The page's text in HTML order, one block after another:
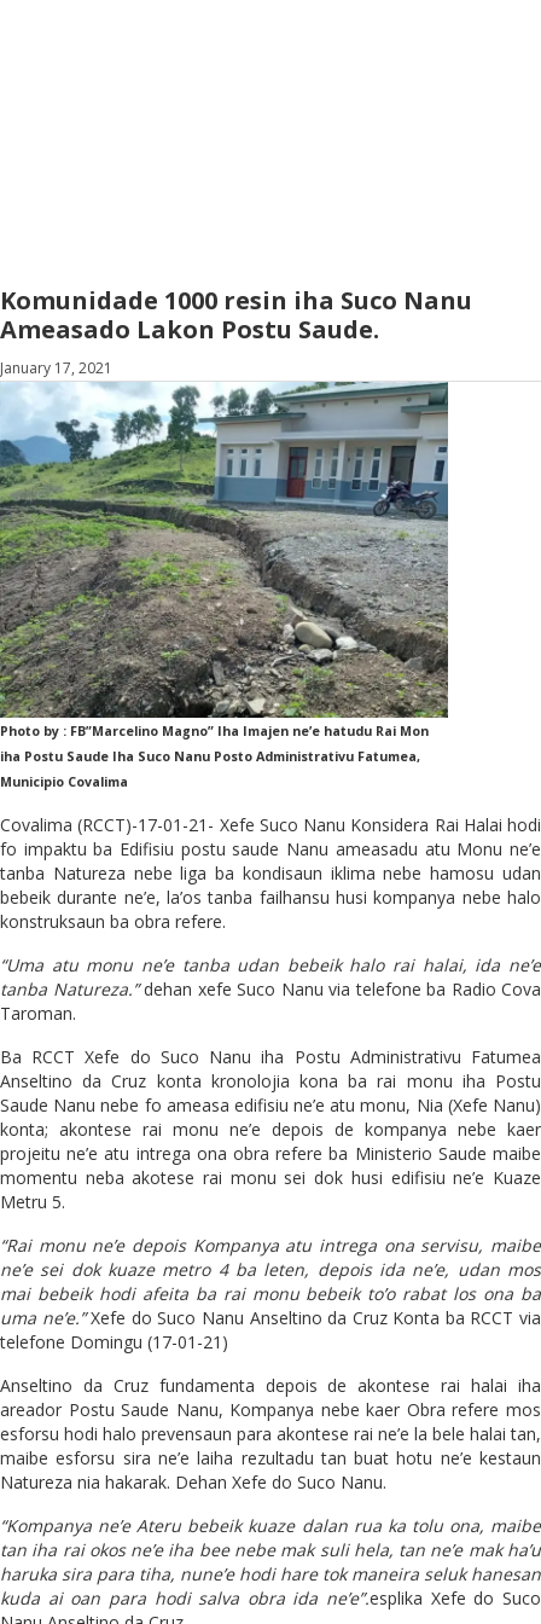
Komunidade 1000 resin iha Suco Nanu
Ameasado Lakon Postu Saude.
January 17, 2021
Photo by : FB”Marcelino Magno” Iha Imajen ne’e hatudu Rai Mon
iha Postu Saude Iha Suco Nanu Posto Administrativu Fatumea,
Municipio Covalima
Covalima (RCCT)-17-01-21- Xefe Suco Nanu Konsidera Rai Halai hodi
fo impaktu ba Edifisiu postu saude Nanu ameasadu atu Monu ne’e
tanba Natureza nebe liga ba kondisaun iklima nebe hamosu udan
bebeik durante ne’e, la’os tanba failhansu husi kompanya nebe halo
konstruksaun ba obra refere.
“Uma atu monu ne’e tanba udan bebeik halo rai halai, ida ne’e
tanba Natureza.”dehan xefe Suco Nanu via telefone ba Radio Cova
Taroman.
Ba RCCT Xefe do Suco Nanu iha Postu Administrativu Fatumea
Anseltino da Cruz konta kronolojia kona ba rai monu iha Postu
Saude Nanu nebe fo ameasa edifisiu ne’e atu monu, Nia (Xefe Nanu)
konta; akontese rai monu ne’e depois de kompanya nebe kaer
projeitu ne’e atu intrega ona obra refere ba Ministerio Saude maibe
momentu neba akotese rai monu sei dok husi edifisiu ne’e Kuaze
Metru 5.
“Rai monu ne’e depois Kompanya atu intrega ona servisu, maibe
ne’e sei dok kuaze metro 4 ba leten, depois ida ne’e, udan mos
mai bebeik hodi afeita ba rai monu bebeik to’o rabat los ona ba
uma ne’e.”Xefe do Suco Nanu Anseltino da Cruz Konta ba RCCT via
telefone Domingu (17-01-21)
Anseltino da Cruz fundamenta depois de akontese rai halai iha
areador Postu Saude Nanu, Kompanya nebe kaer Obra refere mos
esforsu hodi halo prevensaun para akontese rai ne’e la bele halai tan,
maibe esforsu sira ne’e laiha rezultadu tan buat hotu ne’e kestaun
Natureza nia hakarak. Dehan Xefe do Suco Nanu.
“Kompanya ne’e Ateru bebeik kuaze dalan rua ka tolu ona, maibe
tan iha rai okos ne’e iha bee nebe mak suli hela, tan ne’e mak ha’u
haruka sira para tiha, nune’e hodi hare tok maneira seluk hanesan
kuda ai oan para hodi salva obra ida ne’e”.esplika Xefe do Suco